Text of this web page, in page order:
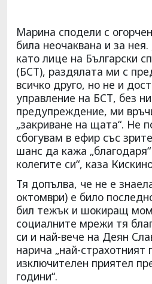
Марина сподели с
била неочаквана и за
като лице на Български
(БСТ), раздялата ми с
всичко друго, но не и
управление на БСТ, без
предупреждение, ми
„закриване на щата“. Не
сбогувам в ефир със
шанс да кажа
колегите си“, каза
Тя допълва, че не е
октомври) е било
бил тежък и шокиращ
социалните мрежи тя
си и най-вече на Деян
нарича „най-страхотният
изключителен приятел
години“.